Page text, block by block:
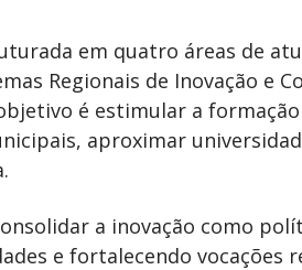
em quatro áreas de
Regionais de Inovação e
é estimular a
aproximar
a inovação como
e fortalecendo vocações